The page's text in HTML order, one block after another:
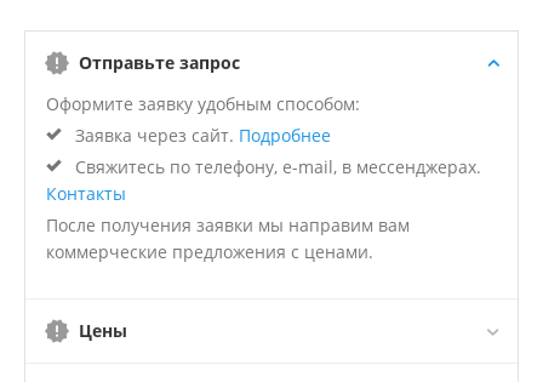
Отправьте запрос
Оформите заявку удобным способом:
Заявка через сайт. Подробнее
Свяжитесь по телефону, e-mail, в мессенджерах.
Контакты
После получения заявки мы направим вам
коммерческие предложения с ценами.
Цены